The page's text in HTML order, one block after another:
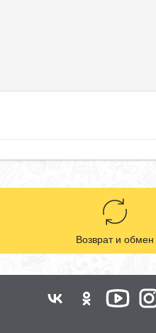
Возврат и обмен